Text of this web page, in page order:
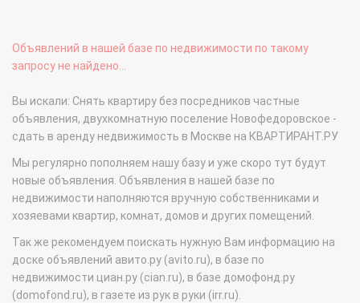
Объявлений в нашей базе по недвижимости по такому
запросу не найдено...
Вы искали: Снять квартиру без посредников частные
объявления, двухкомнатную поселение Новофедоровское -
сдать в аренду недвижимость в Москве на КВАРТИРАНТ.РУ
Мы регулярно пополняем нашу базу и уже скоро тут будут
новые объявления. Объявления в нашей базе по
недвижимости наполняются вручную собственниками и
хозяевами квартир, комнат, домов и других помещений.
Так же рекомендуем поискать нужную Вам информацию на
доске объявлений авито.ру (avito.ru), в базе по
недвижимости циан.ру (cian.ru), в базе домофонд.ру
(domofond.ru), в газете из рук в руки (irr.ru).